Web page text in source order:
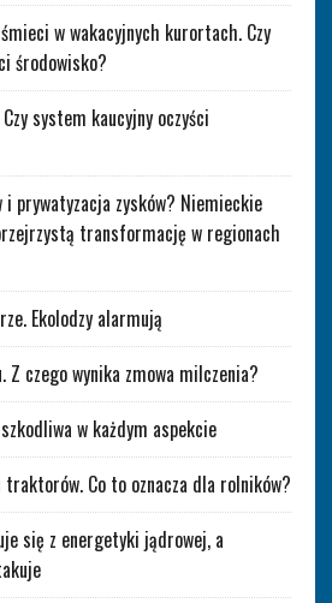
w wakacyjnych kurortach. Czy
środowisko?
system kaucyjny oczyści
prywatyzacja zysków? Niemieckie
transformację w regionach
Ekolodzy alarmują
Z czego wynika zmowa milczenia?
w każdym aspekcie
traktorów. Co to oznacza dla rolników?
się z energetyki jądrowej, a